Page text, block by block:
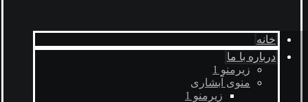
خانه
درباره با ما
زیرمنو 1
منوی آبشاری
زیرمنو 1